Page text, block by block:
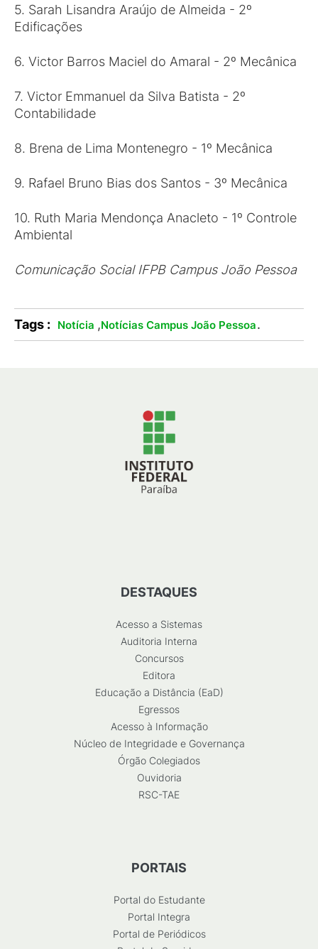
5. Sarah Lisandra Araújo de Almeida - 2º
Edificações
6. Victor Barros Maciel do Amaral - 2º Mecânica
7. Victor Emmanuel da Silva Batista - 2º
Contabilidade
8. Brena de Lima Montenegro - 1º Mecânica
9. Rafael Bruno Bias dos Santos - 3º Mecânica
10. Ruth Maria Mendonça Anacleto - 1º Controle
Ambiental
Comunicação Social IFPB Campus João Pessoa
Tags : Notícia ,Notícias Campus João Pessoa.
DESTAQUES
Acesso a Sistemas
Auditoria Interna
Concursos
Editora
Educação a Distância (EaD)
Egressos
Acesso à Informação
Núcleo de Integridade e Governança
Órgão Colegiados
Ouvidoria
RSC-TAE
PORTAIS
Portal do Estudante
Portal Integra
Portal de Periódicos